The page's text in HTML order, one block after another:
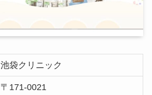
池袋クリニック
〒171-0021